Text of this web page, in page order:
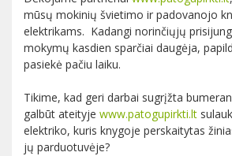
mūsų mokinių švietimo ir padovanojo
elektrikams. Kadangi norinčiųjų
mokymų kasdien sparčiai daugėja,
pasiekė pačiu laiku.
Tikime, kad geri darbai sugrįžta
galbūt ateityje www.patogupirkti.lt
elektriko, kuris knygoje perskaitytas
jų parduotuvėje?